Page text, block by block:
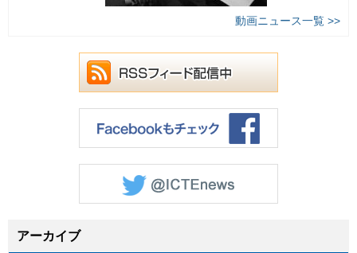
動画ニュース一覧 >>
アーカイブ